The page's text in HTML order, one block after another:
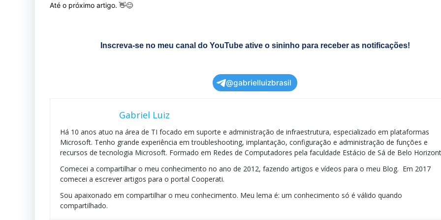
Até o próximo artigo. 👋😊
Inscreva-se no meu canal do YouTube ative o sininho para receber as notificações!
@gabrielluizbrasil
Gabriel Luiz
Há 10 anos atuo na área de TI focado em suporte e administração de infraestrutura, especializado em plataformas
Microsoft. Tenho grande experiência em troubleshooting, implantação, configuração e administração de funções e
recursos de tecnologia Microsoft. Formado em Redes de Computadores pela faculdade Estácio de Sá de Belo
Comecei a compartilhar o meu conhecimento no ano de 2012, fazendo artigos e vídeos para o meu Blog. Em 2017
comecei a escrever artigos para o portal Cooperati.
Sou apaixonado em compartilhar o meu conhecimento. Meu lema é: um conhecimento só é válido quando
compartilhado.